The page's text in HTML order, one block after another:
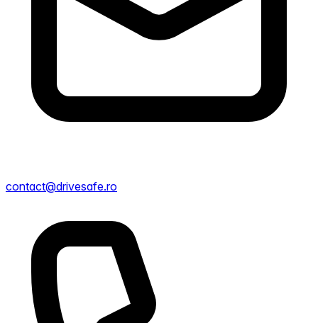
contact@drivesafe.ro